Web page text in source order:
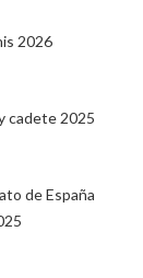
2026
cadete 2025
de España